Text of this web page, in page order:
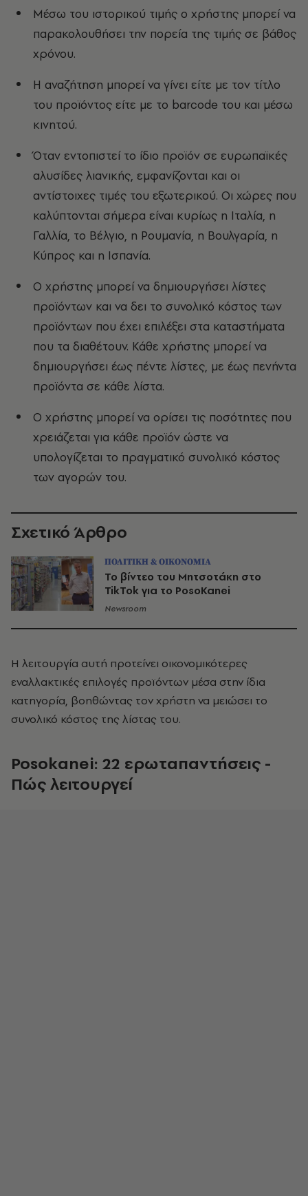
Μέσω του ιστορικού τιμής ο χρήστης μπορεί να
παρακολουθήσει την πορεία της τιμής σε βάθος
χρόνου.
H αναζήτηση μπορεί να γίνει είτε με τον τίτλο
του προϊόντος είτε με το barcode του και μέσω
κινητού.
Όταν εντοπιστεί το ίδιο προϊόν σε ευρωπαϊκές
αλυσίδες λιανικής, εμφανίζονται και οι
αντίστοιχες τιμές του εξωτερικού. Οι χώρες που
καλύπτονται σήμερα είναι κυρίως η Ιταλία, η
Γαλλία, το Βέλγιο, η Ρουμανία, η Βουλγαρία, η
Κύπρος και η Ισπανία.
Ο χρήστης μπορεί να δημιουργήσει λίστες
προϊόντων και να δει το συνολικό κόστος των
προϊόντων που έχει επιλέξει στα καταστήματα
που τα διαθέτουν. Κάθε χρήστης μπορεί να
δημιουργήσει έως πέντε λίστες, με έως πενήντα
προϊόντα σε κάθε λίστα.
Ο χρήστης μπορεί να ορίσει τις ποσότητες που
χρειάζεται για κάθε προϊόν ώστε να
υπολογίζεται το πραγματικό συνολικό κόστος
των αγορών του.
Σχετικό Άρθρο
ΠΟΛΙΤΙΚΗ & ΟΙΚΟΝΟΜΙΑ
Το βίντεο του Μητσοτάκη στο
TikTok για το PosoKanei
Newsroom
Η λειτουργία αυτή προτείνει οικονομικότερες
εναλλακτικές επιλογές προϊόντων μέσα στην ίδια
κατηγορία, βοηθώντας τον χρήστη να μειώσει το
συνολικό κόστος της λίστας του.
Posokanei: 22 ερωταπαντήσεις -
Πώς λειτουργεί